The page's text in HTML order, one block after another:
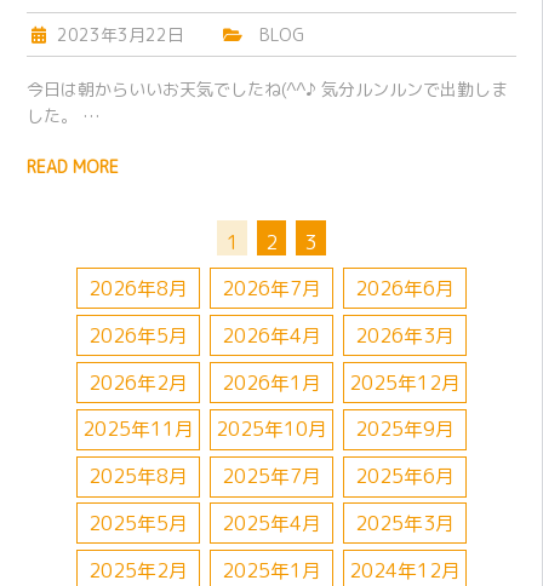
2023年3月22日 BLOG
今日は朝からいいお天気でしたね(^^♪ 気分ルンルンで出勤しま
した。 …
READ MORE
1 2
3
2026年8月
2026年7月
2026年6月
2026年5月
2026年4月
2026年3月
2026年2月
2026年1月
2025年12月
2025年11月
2025年10月
2025年9月
2025年8月
2025年7月
2025年6月
2025年5月
2025年4月
2025年3月
2025年2月
2025年1月
2024年12月